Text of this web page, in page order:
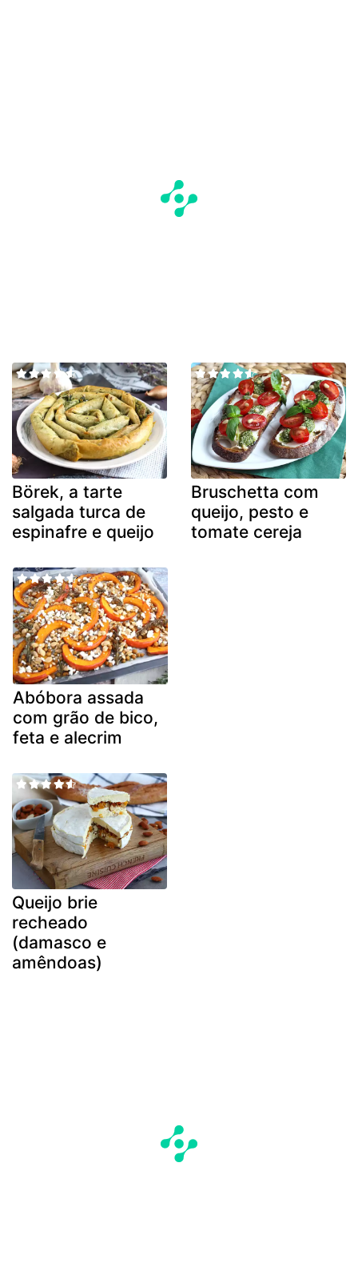
Börek, a tarte
salgada turca de
espinafre e queijo
Bruschetta com
queijo, pesto e
tomate cereja
Abóbora assada
com grão de bico,
feta e alecrim
Queijo brie
recheado
(damasco e
amêndoas)